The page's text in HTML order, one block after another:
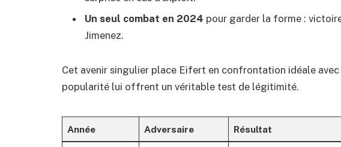
Un seul combat en 2024 pour garder la forme :
Jimenez.
Cet avenir singulier place Eifert en confrontation idéale
popularité lui offrent un véritable test de légitimité.
Année Adversaire Résultat